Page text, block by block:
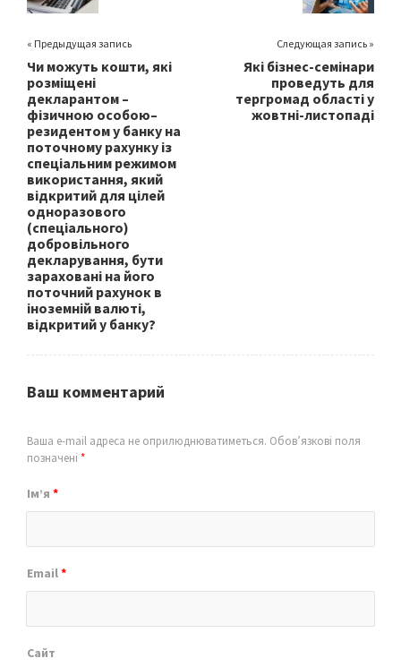
« Предыдущая запись
Чи можуть кошти, які
розміщені
декларантом –
фізичною особою–
резидентом у банку на
поточному рахунку із
спеціальним режимом
використання, який
відкритий для цілей
одноразового
(спеціального)
добровільного
декларування, бути
зараховані на його
поточний рахунок в
іноземній валюті,
відкритий у банку?
Следующая запись »
Які бізнес-семінари
проведуть для
тергромад області у
жовтні-листопаді
Ваш комментарий
Ваша e-mail адреса не оприлюднюватиметься. Обов’язкові поля
позначені *
Ім’я *
Email*
Сайт